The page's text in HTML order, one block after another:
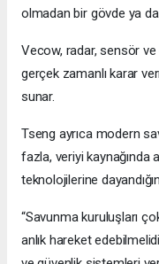
olmadan bir gövde ya
Vecow, radar, sensör
gerçek zamanlı karar
sunar.
Tseng ayrıca modern
fazla, veriyi kaynağında
teknolojilerine
“Savunma kuruluşları
anlık hareket